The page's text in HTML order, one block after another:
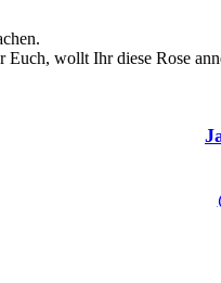
wollt Ihr diese Rose